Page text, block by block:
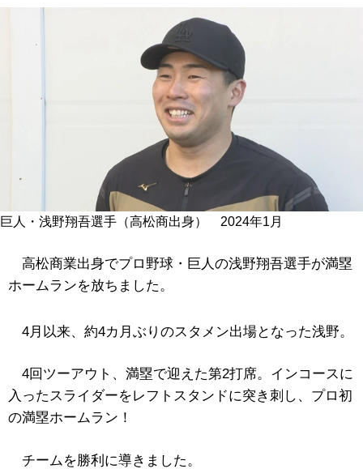
巨人・浅野翔吾選手（高松商出身） 2024年1月
高松商業出身でプロ野球・巨人の浅野翔吾選手が満塁
ホームランを放ちました。
4月以来、約4カ月ぶりのスタメン出場となった浅野。
4回ツーアウト、満塁で迎えた第2打席。インコースに
入ったスライダーをレフトスタンドに突き刺し、プロ初
の満塁ホームラン！
チームを勝利に導きました。